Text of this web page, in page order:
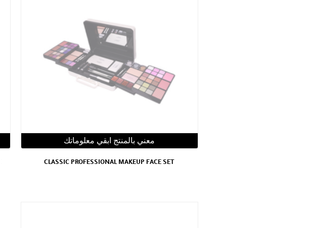
معني بالمنتج ابقي معلوماتك
CLASSIC PROFESSIONAL MAKEUP FACE SET